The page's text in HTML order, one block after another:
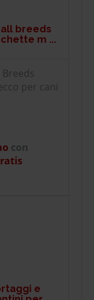
breeds
m ...
per cani
con
e